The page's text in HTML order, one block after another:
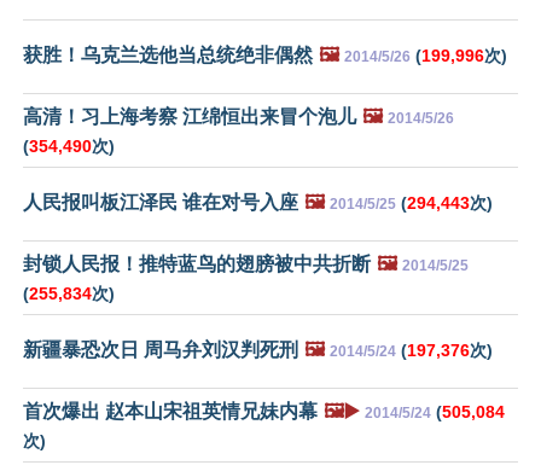
获胜！乌克兰选他当总统绝非偶然 🖼️ 2014/5/26 (199,996次)
高清！习上海考察 江绵恒出来冒个泡儿 🖼️ 2014/5/26
(354,490次)
人民报叫板江泽民 谁在对号入座 🖼️ 2014/5/25 (294,443次)
封锁人民报！推特蓝鸟的翅膀被中共折断 🖼️ 2014/5/25
(255,834次)
新疆暴恐次日 周马弁刘汉判死刑 🖼️ 2014/5/24 (197,376次)
首次爆出 赵本山宋祖英情兄妹内幕 🖼️▶️ 2014/5/24 (505,084
次)